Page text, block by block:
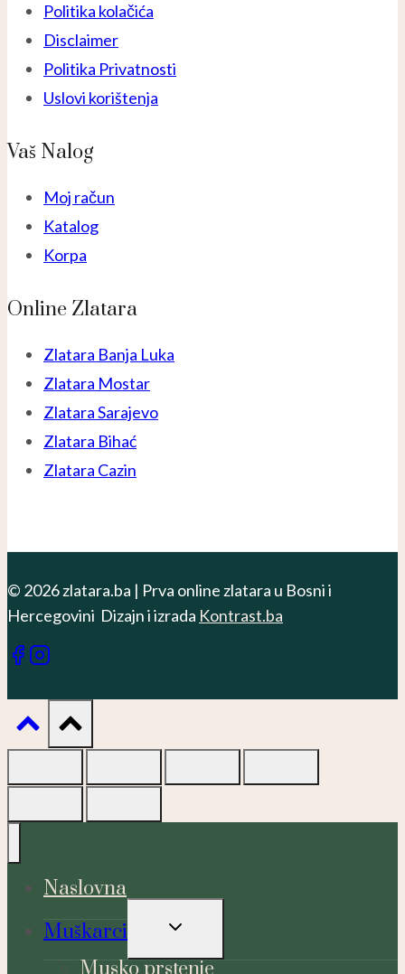
Politika kolačića
Disclaimer
Politika Privatnosti
Uslovi korištenja
Vaš Nalog
Moj račun
Katalog
Korpa
Online Zlatara
Zlatara Banja Luka
Zlatara Mostar
Zlatara Sarajevo
Zlatara Bihać
Zlatara Cazin
© 2026 zlatara.ba | Prva online zlatara u Bosni i
Hercegovini Dizajn i izrada Kontrast.ba
Naslovna
Muškarci
TOGGLE
MENU